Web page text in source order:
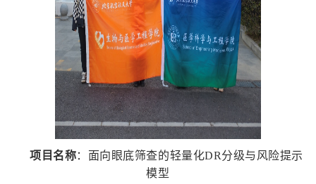
项目名称：面向眼底筛查的轻量化DR分级与风险提示
模型